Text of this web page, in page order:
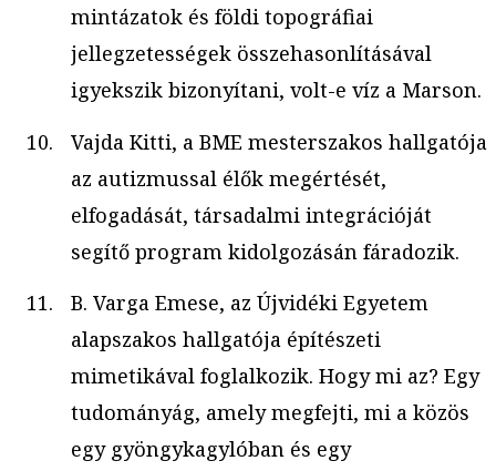
mintázatok és földi topográfiai
jellegzetességek összehasonlításával
igyekszik bizonyítani, volt-e víz a Marson.
Vajda Kitti, a BME mesterszakos hallgatója
az autizmussal élők megértését,
elfogadását, társadalmi integrációját
segítő program kidolgozásán fáradozik.
B. Varga Emese, az Újvidéki Egyetem
alapszakos hallgatója építészeti
mimetikával foglalkozik. Hogy mi az? Egy
tudományág, amely megfejti, mi a közös
egy gyöngykagylóban és egy